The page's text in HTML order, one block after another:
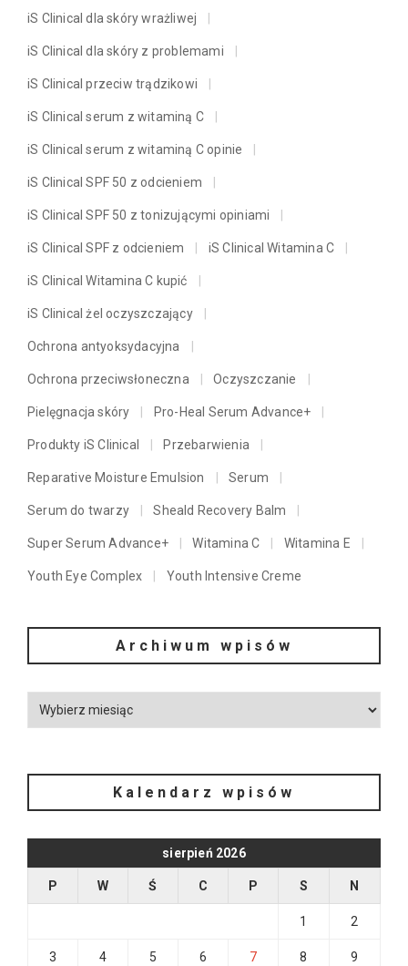
iS Clinical dla skóry wrażliwej
iS Clinical dla skóry z problemami
iS Clinical przeciw trądzikowi
iS Clinical serum z witaminą C
iS Clinical serum z witaminą C opinie
iS Clinical SPF 50 z odcieniem
iS Clinical SPF 50 z tonizującymi opiniami
iS Clinical SPF z odcieniem iS Clinical Witamina C
iS Clinical Witamina C kupić
iS Clinical żel oczyszczający
Ochrona antyoksydacyjna
Ochrona przeciwsłoneczna Oczyszczanie
Pielęgnacja skóry Pro-Heal Serum Advance+
Produkty iS Clinical Przebarwienia
Reparative Moisture Emulsion Serum
Serum do twarzy Sheald Recovery Balm
Super Serum Advance+ Witamina C Witamina E
Youth Eye Complex Youth Intensive Creme
Archiwum wpisów
Kalendarz wpisów
sierpień 2026
P W Ś C P S N
1 2
3 4 5 6 7 8 9